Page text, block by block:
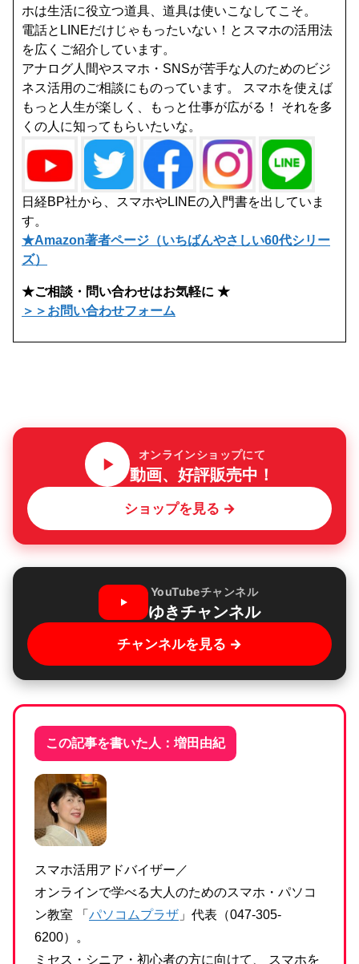
ホは生活に役立つ道具、道具は使いこなしてこそ。
電話とLINEだけじゃもったいない！とスマホの活用法
を広くご紹介しています。
アナログ人間やスマホ・SNSが苦手な人のためのビジ
ネス活用のご相談にものっています。 スマホを使えば
もっと人生が楽しく、もっと仕事が広がる！ それを多
くの人に知ってもらいたいな。
日経BP社から、スマホやLINEの入門書を出していま
す。
★Amazon著者ページ（いちばんやさしい60代シリー
ズ）
★ご相談・問い合わせはお気軽に ★
＞＞お問い合わせフォーム
オンラインショップにて
動画、好評販売中！
ショップを見る →
YouTubeチャンネル
ゆきチャンネル
チャンネルを見る →
この記事を書いた人：増田由紀
スマホ活用アドバイザー／
オンラインで学べる大人のためのスマホ・パソコ
ン教室 「 パソコムプラザ 」代表（047-305-
6200）。
ミセス・シニア・初心者の方に向けて、 スマホを